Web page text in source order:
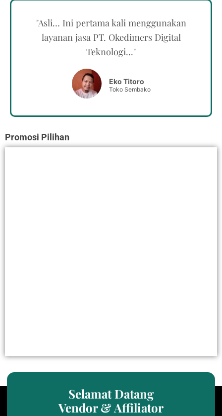
"Asli… Ini pertama kali menggunakan
layanan jasa PT. Okedimers Digital
Teknologi..."
Eko Titoro
Toko Sembako
Promosi Pilihan
Selamat Datang
Vendor & Affiliator